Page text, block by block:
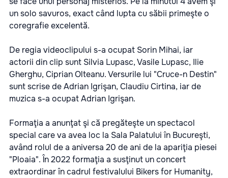
un solo savuros, exact când lupta cu săbii primeşte o
coregrafie excelentă.
De regia videoclipului s-a ocupat Sorin Mihai, iar
actorii din clip sunt Silvia Lupasc, Vasile Lupasc, Ilie
Gherghu, Ciprian Olteanu. Versurile lui "Cruce-n Destin"
sunt scrise de Adrian Igrişan, Claudiu Cirtina, iar de
muzica s-a ocupat Adrian Igrişan.
Formaţia a anunţat şi că pregăteşte un spectacol
special care va avea loc la Sala Palatului în Bucureşti,
având rolul de a aniversa 20 de ani de la apariţia piesei
"Ploaia". În 2022 formaţia a susţinut un concert
extraordinar în cadrul festivalului Bikers for Humanity,